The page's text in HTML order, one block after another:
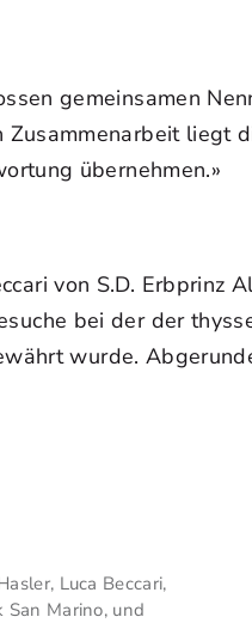
gemeinsamen
liegt
übernehmen.»
von S.D. Erbprinz
bei der der
wurde.
Luca Beccari,
Marino, und